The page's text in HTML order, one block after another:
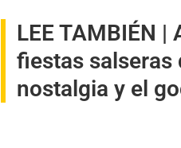
LEE TAMBIÉN |
fiestas salseras
nostalgia y el